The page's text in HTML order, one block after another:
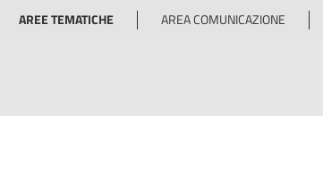
AREE TEMATICHE AREA COMUNICAZIONE